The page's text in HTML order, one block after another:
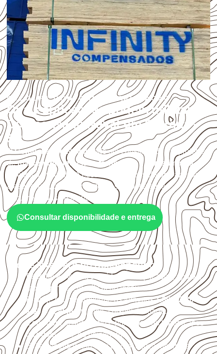
ESCOLHA CONFORME A APLICAÇÃO
Quais aplicações podem utilizar
Compensado Naval em Serrana –
SP?
OCompensado Navalpode ser considerado em projetos
demarcenaria, indústria, transporte e revestimento
sujeitos à umidade. A escolha deve considerar a aplicação,
a espessura, o acabamento e as características
documentadas do painel.
Consultar disponibilidade e entrega
O que interfere no desempenho
Escolha a medida considerando aplicação, apoios,
montagem e especificação técnica.
Planeje o corte conforme os formatos1,60 × 2,20 m e
1,60 × 2,50 m, sujeitos à disponibilidade.
Considere acabamento e proteção das bordas após
qualquer corte ou usinagem.
Evite contato direto com o solo, chuva, umidade